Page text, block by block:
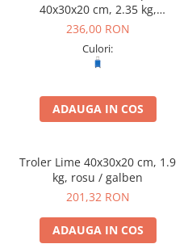
40x30x20 cm, 2.35 kg,
albastru
236,00 RON
Culori:
ADAUGA IN COS
Troler Lime 40x30x20 cm, 1.9
kg, rosu / galben
201,32 RON
ADAUGA IN COS